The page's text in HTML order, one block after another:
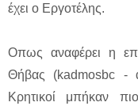
έχει ο Εργοτέλης.
Οπως αναφέρει η
Θήβας (kadmosbc -
Κρητικοί μπήκαν